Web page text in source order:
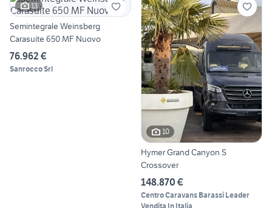
13
Semintegrale Weinsberg
Carasuite 650 MF Nuovo
76.962 €
Sanrocco Srl
10
Hymer Grand Canyon S
Crossover
148.870 €
Centro Caravans Barassi Leader
Vendita In Italia